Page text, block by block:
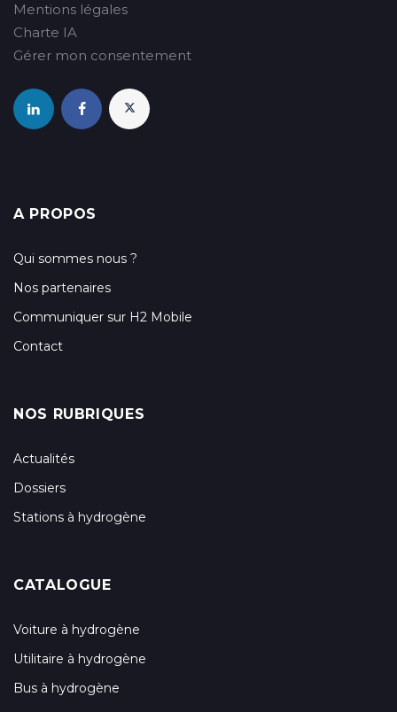
Mentions légales
Charte IA
Gérer mon consentement
A PROPOS
Qui sommes nous ?
Nos partenaires
Communiquer sur H2 Mobile
Contact
NOS RUBRIQUES
Actualités
Dossiers
Stations à hydrogène
CATALOGUE
Voiture à hydrogène
Utilitaire à hydrogène
Bus à hydrogène